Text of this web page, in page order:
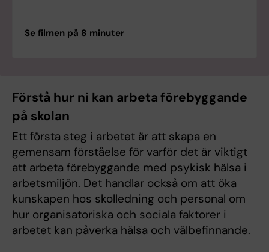
Se filmen på 8 minuter
Förstå hur ni kan arbeta förebyggande
på skolan
Ett första steg i arbetet är att skapa en
gemensam förståelse för varför det är viktigt
att arbeta förebyggande med psykisk hälsa i
arbetsmiljön. Det handlar också om att öka
kunskapen hos skolledning och personal om
hur organisatoriska och sociala faktorer i
arbetet kan påverka hälsa och välbefinnande.